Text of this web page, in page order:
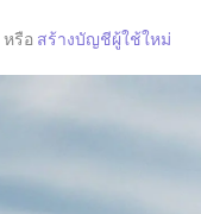
หรือ สร้างบัญชีผู้ใช้ใหม่